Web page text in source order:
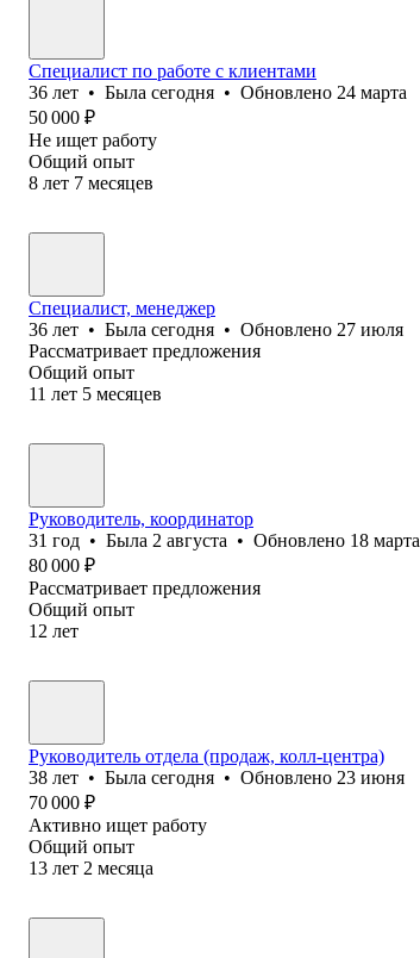
Специалист по работе с клиентами
36 лет • Была сегодня • Обновлено 24 марта
50 000 ₽
Не ищет работу
Общий опыт
8 лет 7 месяцев
Специалист, менеджер
36 лет • Была сегодня • Обновлено 27 июля
Рассматривает предложения
Общий опыт
11 лет 5 месяцев
Руководитель, координатор
31 год • Была 2 августа • Обновлено 18 марта
80 000 ₽
Рассматривает предложения
Общий опыт
12 лет
Руководитель отдела (продаж, колл-центра)
38 лет • Была сегодня • Обновлено 23 июня
70 000 ₽
Активно ищет работу
Общий опыт
13 лет 2 месяца